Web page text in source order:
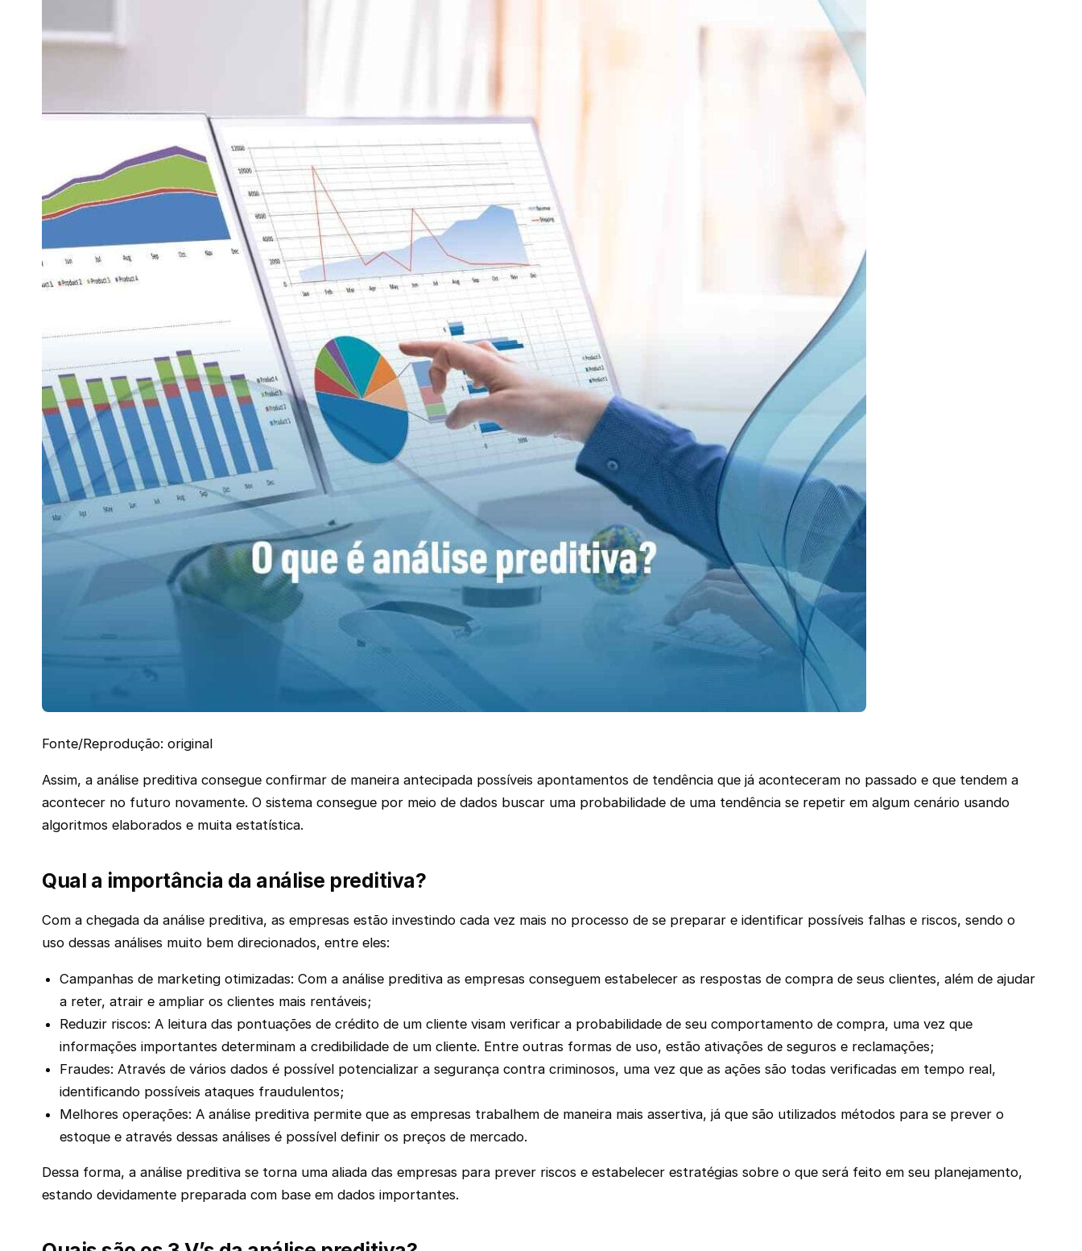
Fonte/Reprodução: original
Assim, a análise preditiva consegue confirmar de maneira antecipada possíveis apontamentos de tendência que já aconteceram no passado e que tendem a
acontecer no futuro novamente. O sistema consegue por meio de dados buscar uma probabilidade de uma tendência se repetir em algum cenário usando
algoritmos elaborados e muita estatística.
Qual a importância da análise preditiva?
Com a chegada da análise preditiva, as empresas estão investindo cada vez mais no processo de se preparar e identificar possíveis falhas e riscos, sendo o
uso dessas análises muito bem direcionados, entre eles:
Campanhas de marketing otimizadas: Com a análise preditiva as empresas conseguem estabelecer as respostas de compra de seus clientes, além de ajudar
a reter, atrair e ampliar os clientes mais rentáveis;
Reduzir riscos: A leitura das pontuações de crédito de um cliente visam verificar a probabilidade de seu comportamento de compra, uma vez que
informações importantes determinam a credibilidade de um cliente. Entre outras formas de uso, estão ativações de seguros e reclamações;
Fraudes: Através de vários dados é possível potencializar a segurança contra criminosos, uma vez que as ações são todas verificadas em tempo real,
identificando possíveis ataques fraudulentos;
Melhores operações: A análise preditiva permite que as empresas trabalhem de maneira mais assertiva, já que são utilizados métodos para se prever o
estoque e através dessas análises é possível definir os preços de mercado.
Dessa forma, a análise preditiva se torna uma aliada das empresas para prever riscos e estabelecer estratégias sobre o que será feito em seu planejamento,
estando devidamente preparada com base em dados importantes.